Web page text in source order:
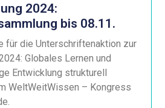
2024:
bis 08.11.
für die Unterschriftenaktion zur
Globales Lernen und
Entwicklung strukturell
WeltWeitWissen – Kongress